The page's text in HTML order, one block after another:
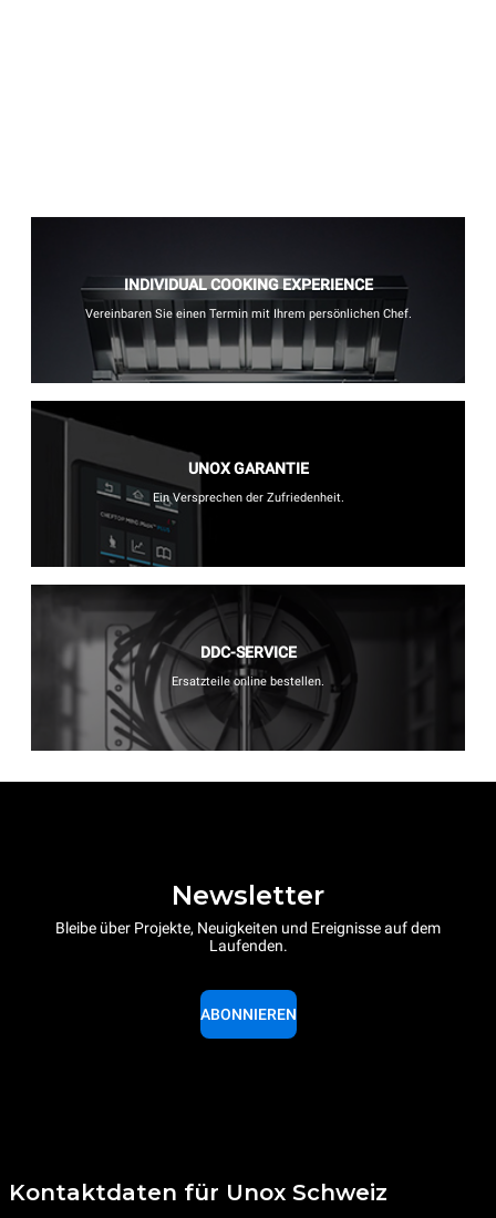
INDIVIDUAL COOKING EXPERIENCE
Vereinbaren Sie einen Termin mit Ihrem persönlichen Chef.
UNOX GARANTIE
Ein Versprechen der Zufriedenheit.
DDC-SERVICE
Ersatzteile online bestellen.
Newsletter
Bleibe über Projekte, Neuigkeiten und Ereignisse auf dem
Laufenden.
ABONNIEREN
Kontaktdaten für Unox Schweiz